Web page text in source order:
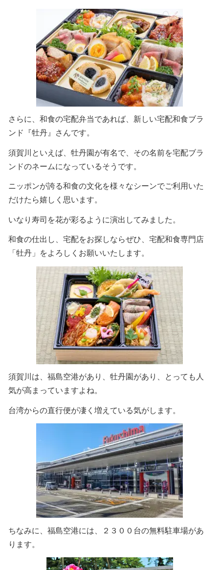
さらに、和食の宅配弁当であれば、新しい宅配和食ブラ
ンド『牡丹』さんです。
須賀川といえば、牡丹園が有名で、その名前を宅配ブラ
ンドのネームになっているそうです。
ニッポンが誇る和食の文化を様々なシーンでご利用いた
だけたら嬉しく思います。
いなり寿司を花が彩るように演出してみました。
和食の仕出し、宅配をお探しならぜひ、宅配和食専門店
「牡丹」をよろしくお願いいたします。
須賀川は、福島空港があり、牡丹園があり、とっても人
気が高まっていますよね。
台湾からの直行便が凄く増えている気がします。
ちなみに、福島空港には、２３００台の無料駐車場があ
ります。